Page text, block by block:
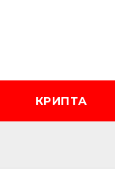
КРИПТА